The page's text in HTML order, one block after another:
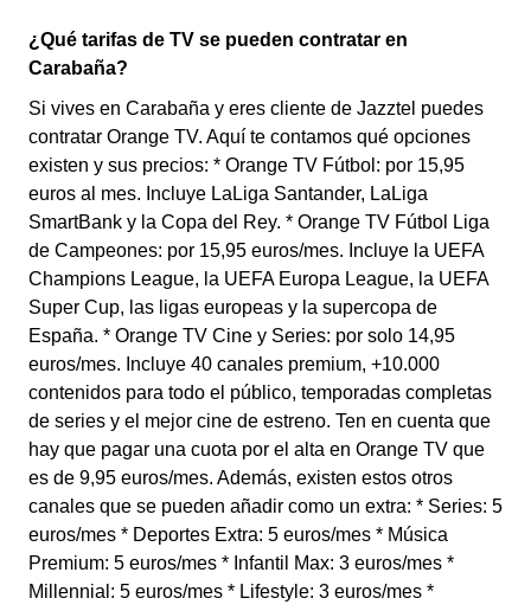
¿Qué tarifas de TV se pueden contratar en
Carabaña?
Si vives en Carabaña y eres cliente de Jazztel puedes
contratar Orange TV. Aquí te contamos qué opciones
existen y sus precios: * Orange TV Fútbol: por 15,95
euros al mes. Incluye LaLiga Santander, LaLiga
SmartBank y la Copa del Rey. * Orange TV Fútbol Liga
de Campeones: por 15,95 euros/mes. Incluye la UEFA
Champions League, la UEFA Europa League, la UEFA
Super Cup, las ligas europeas y la supercopa de
España. * Orange TV Cine y Series: por solo 14,95
euros/mes. Incluye 40 canales premium, +10.000
contenidos para todo el público, temporadas completas
de series y el mejor cine de estreno. Ten en cuenta que
hay que pagar una cuota por el alta en Orange TV que
es de 9,95 euros/mes. Además, existen estos otros
canales que se pueden añadir como un extra: * Series: 5
euros/mes * Deportes Extra: 5 euros/mes * Música
Premium: 5 euros/mes * Infantil Max: 3 euros/mes *
Millennial: 5 euros/mes * Lifestyle: 3 euros/mes *